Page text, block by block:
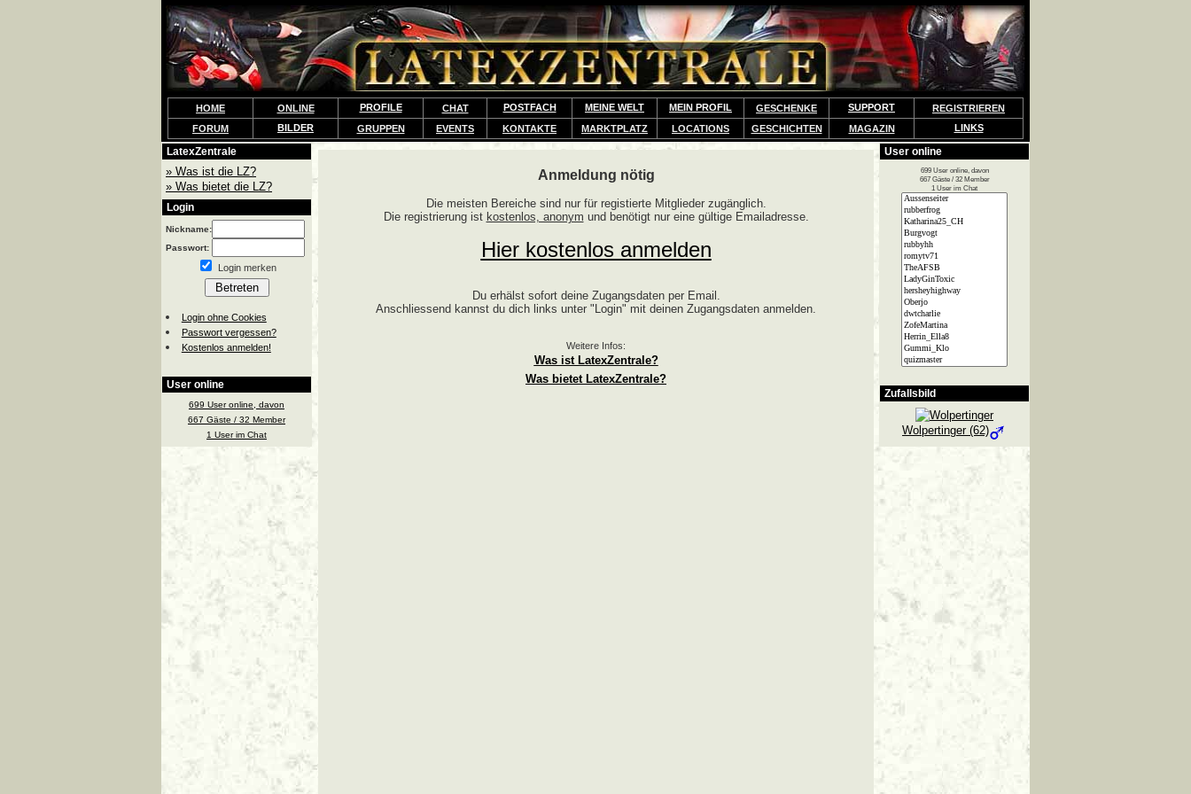
HOME ONLINE PROFILE CHAT POSTFACH MEINE WELT MEIN PROFIL GESCHENKE SUPPORT
REGISTRIEREN
FORUM
BILDER GRUPPEN EVENTS KONTAKTE MARKTPLATZ LOCATIONS GESCHICHTEN MAGAZIN LINKS
LatexZentrale
» Was ist die LZ?
» Was bietet die LZ?
Login
Nickname:
Passwort:
Login merken
Login ohne Cookies
Passwort vergessen?
Kostenlos anmelden!
User online
699 User online, davon
667 Gäste / 32 Member
1 User im Chat
Anmeldung nötig
Die meisten Bereiche sind nur für registierte Mitglieder zugänglich.
Die registrierung ist kostenlos, anonym und benötigt nur eine gültige Emailadresse.
Hier kostenlos anmelden
Du erhälst sofort deine Zugangsdaten per Email.
Anschliessend kannst du dich links unter "Login" mit deinen Zugangsdaten anmelden.
Weitere Infos:
Was ist LatexZentrale?
Was bietet LatexZentrale?
User online
699 User online, davon
667 Gäste / 32 Member
1 User im Chat
Zufallsbild
Wolpertinger (62)